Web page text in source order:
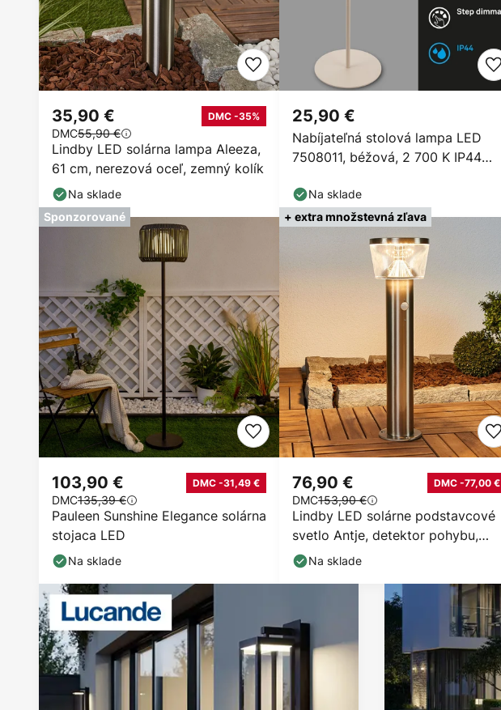
Lindby LED solárna lampa Aleeza,
61 cm, nerezová oceľ, zemný kolík
35,90 € DMC -35%
DMC55,90 €
Na sklade
Nabíjateľná stolová lampa LED
7508011, béžová, 2 700 K IP44
25,90 €
Na sklade
Sponzorované
Pauleen Sunshine Elegance solárna
stojaca LED
103,90 € DMC -31,49 €
DMC135,39 €
Na sklade
+ extra množstevná zľava
Lindby LED solárne podstavcové
svetlo Antje, detektor pohybu,
IP44
76,90 € DMC -77,00 €
DMC153,90 €
Na sklade